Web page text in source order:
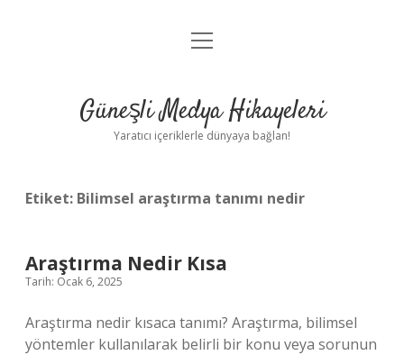
Anasayfa
Yasal Uyarı
menüyü
Güneşli Medya Hikayeleri
Yaratıcı içeriklerle dünyaya bağlan!
Etiket: Bilimsel araştırma tanımı nedir
Araştırma Nedir Kısa
Tarih: Ocak 6, 2025
Araştırma nedir kısaca tanımı? Araştırma, bilimsel
yöntemler kullanılarak belirli bir konu veya sorunun